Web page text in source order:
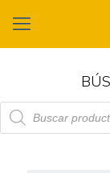
Búsqueda
de
productos